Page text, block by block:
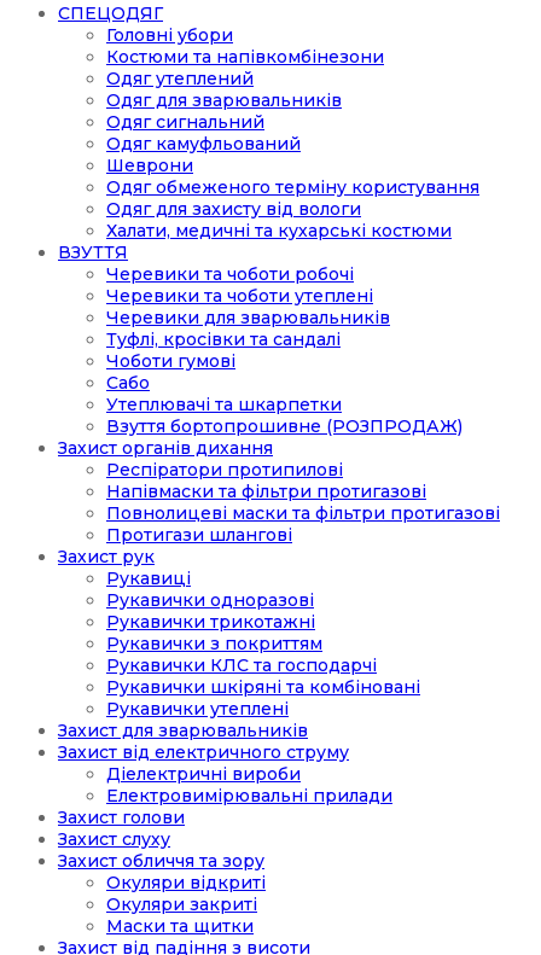
СПЕЦОДЯГ
Головні убори
Костюми та напівкомбінезони
Одяг утеплений
Одяг для зварювальників
Одяг сигнальний
Одяг камуфльований
Шеврони
Одяг обмеженого терміну користування
Одяг для захисту від вологи
Халати, медичні та кухарські костюми
ВЗУТТЯ
Черевики та чоботи робочі
Черевики та чоботи утеплені
Черевики для зварювальників
Туфлі, кросівки та сандалі
Чоботи гумові
Сабо
Утеплювачі та шкарпетки
Взуття бортопрошивне (РОЗПРОДАЖ)
Захист органів дихання
Респіратори протипилові
Напівмаски та фільтри протигазові
Повнолицеві маски та фільтри протигазові
Протигази шлангові
Захист рук
Рукавиці
Рукавички одноразові
Рукавички трикотажні
Рукавички з покриттям
Рукавички КЛС та господарчі
Рукавички шкіряні та комбіновані
Рукавички утеплені
Захист для зварювальників
Захист від електричного струму
Діелектричні вироби
Електровимірювальні прилади
Захист голови
Захист слуху
Захист обличчя та зору
Окуляри відкриті
Окуляри закриті
Маски та щитки
Захист від падіння з висоти